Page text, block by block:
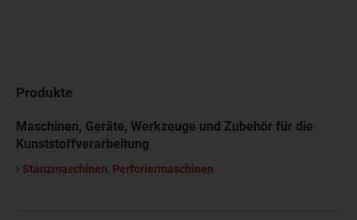
Produkte
Maschinen, Geräte, Werkzeuge und Zubehör für die
Kunststoffverarbeitung
Stanzmaschinen, Perforiermaschinen